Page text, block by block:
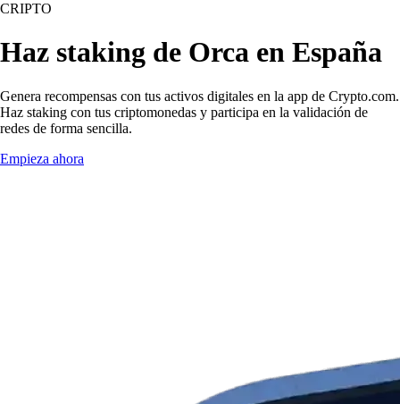
CRIPTO
Haz staking de Orca en España
Genera recompensas con tus activos digitales en la app de Crypto.com.
Haz staking con tus criptomonedas y participa en la validación de
redes de forma sencilla.
Empieza ahora